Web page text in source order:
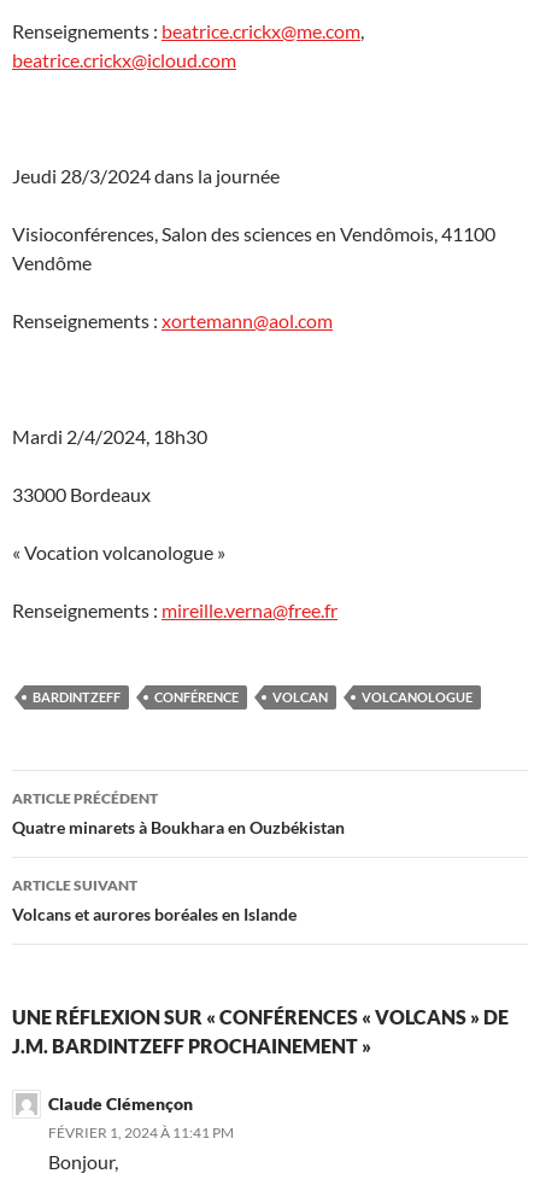
Renseignements : beatrice.crickx@me.com
beatrice.crickx@icloud.com
Jeudi 28/3/2024 dans la journée
Visioconférences, Salon des sciences en Vendômois, 41100
Vendôme
Renseignements : xortemann@aol.com
Mardi 2/4/2024, 18h30
33000 Bordeaux
« Vocation volcanologue »
Renseignements : mireille.verna@free.fr
BARDINTZEFF CONFÉRENCE VOLCAN VOLCANOLOGUE
Navigation
des
articles
ARTICLE PRÉCÉDENT
Quatre minarets à Boukhara en Ouzbékistan
ARTICLE SUIVANT
Volcans et aurores boréales en Islande
UNE RÉFLEXION SUR « CONFÉRENCES « VOLCANS » DE
J.M. BARDINTZEFF PROCHAINEMENT »
Claude Clémençon
FÉVRIER 1, 2024 À 11:41 PM
Bonjour,